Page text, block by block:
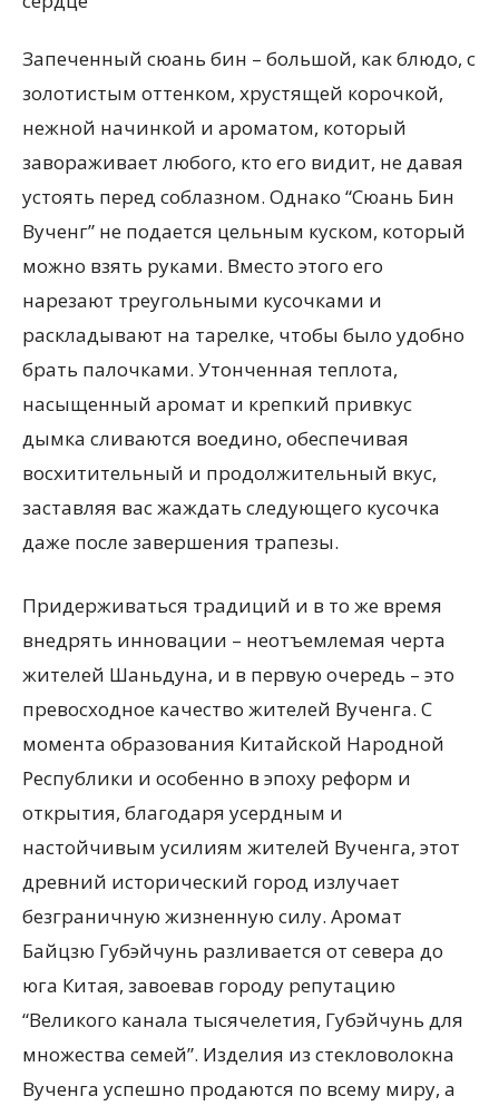
Запеченный сюань бин – большой, как блюдо, с
золотистым оттенком, хрустящей корочкой,
нежной начинкой и ароматом, который
завораживает любого, кто его видит, не давая
устоять перед соблазном. Однако “Сюань Бин
Вученг” не подается цельным куском, который
можно взять руками. Вместо этого его
нарезают треугольными кусочками и
раскладывают на тарелке, чтобы было удобно
брать палочками. Утонченная теплота,
насыщенный аромат и крепкий привкус
дымка сливаются воедино, обеспечивая
восхитительный и продолжительный вкус,
заставляя вас жаждать следующего кусочка
даже после завершения трапезы.
Придерживаться традиций и в то же время
внедрять инновации – неотъемлемая черта
жителей Шаньдуна, и в первую очередь – это
превосходное качество жителей Вученга. С
момента образования Китайской Народной
Республики и особенно в эпоху реформ и
открытия, благодаря усердным и
настойчивым усилиям жителей Вученга, этот
древний исторический город излучает
безграничную жизненную силу. Аромат
Байцзю Губэйчунь разливается от севера до
юга Китая, завоевав городу репутацию
“Великого канала тысячелетия, Губэйчунь для
множества семей”. Изделия из стекловолокна
Вученга успешно продаются по всему миру, а